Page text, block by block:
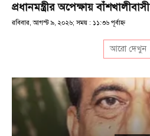
প্রধানমন্ত্রীর অপেক্ষায় বাঁশখালীবাসী
রবিবার, আগস্ট ৯, ২০২৬; সময় : ১১:৩৬ পূর্বাহ্ণ
আরো দেখুন